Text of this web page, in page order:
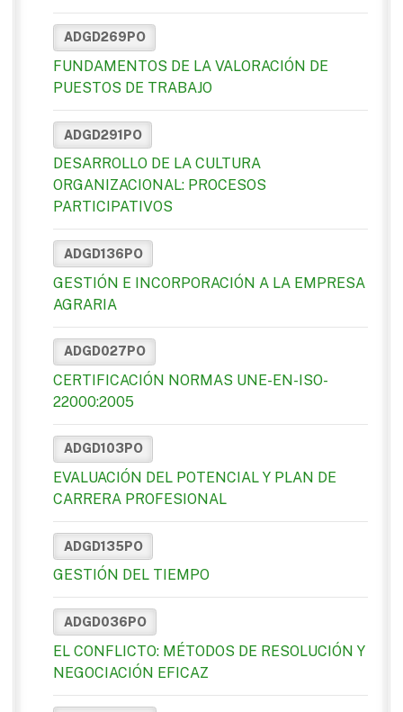
ADGD269PO
FUNDAMENTOS DE LA VALORACIÓN DE
PUESTOS DE TRABAJO
ADGD291PO
DESARROLLO DE LA CULTURA
ORGANIZACIONAL: PROCESOS
PARTICIPATIVOS
ADGD136PO
GESTIÓN E INCORPORACIÓN A LA EMPRESA
AGRARIA
ADGD027PO
CERTIFICACIÓN NORMAS UNE-EN-ISO-
22000:2005
ADGD103PO
EVALUACIÓN DEL POTENCIAL Y PLAN DE
CARRERA PROFESIONAL
ADGD135PO
GESTIÓN DEL TIEMPO
ADGD036PO
EL CONFLICTO: MÉTODOS DE RESOLUCIÓN Y
NEGOCIACIÓN EFICAZ